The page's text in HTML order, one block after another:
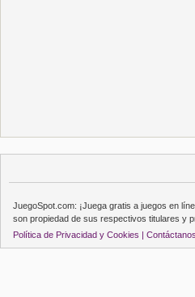
JuegoSpot.com: ¡Juega gratis a juegos en
son propiedad de sus respectivos titulares y
Política de Privacidad y Cookies | Contáctanos